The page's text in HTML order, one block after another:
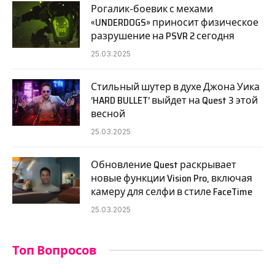
Рогалик-боевик с мехами
«UNDERDOGS» приносит физическое
разрушение на PSVR 2 сегодня
25.03.2025
Стильный шутер в духе Джона Уика
‘HARD BULLET’ выйдет на Quest 3 этой
весной
25.03.2025
Обновление Quest раскрывает
новые функции Vision Pro, включая
камеру для селфи в стиле FaceTime
25.03.2025
Топ Вопросов